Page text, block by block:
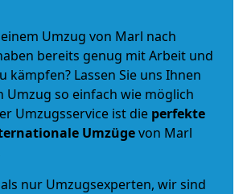
Umzug von Marl nach
bereits genug mit Arbeit und
kämpfen? Lassen Sie uns Ihnen
Umzug so einfach wie möglich
Umzugsservice ist die perfekte
Umzügevon Marl
nur Umzugsexperten, wir sind